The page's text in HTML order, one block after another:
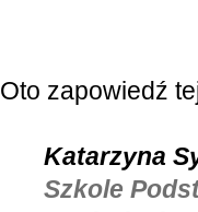
Oto zapowiedź
Katarzyna
Szkole